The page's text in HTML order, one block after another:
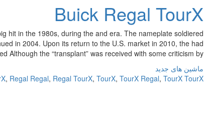
Buick Regal TourX
hit in the 1980s, during the and era. The nameplate soldiered
in 2004. Upon its return to the U.S. market in 2010, the had
Although the “transplant” was received with some criticism by […]
ماشین های جدید
, Regal Regal, Regal TourX, TourX, TourX Regal, TourX TourX